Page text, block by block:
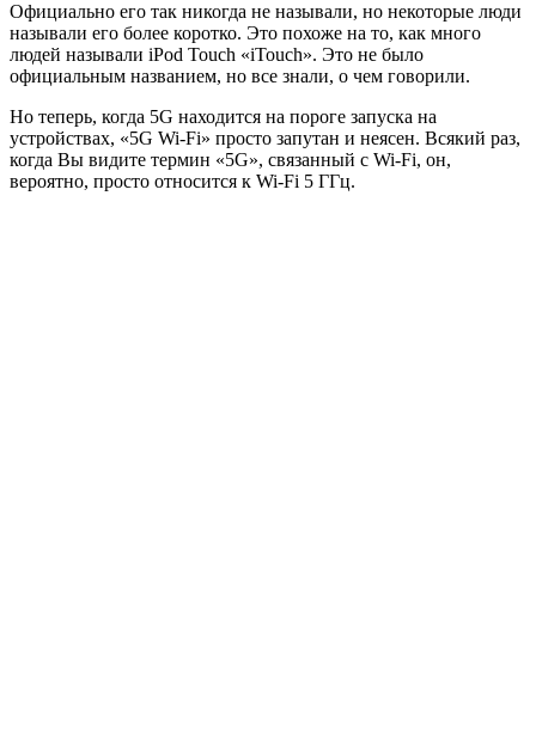
Официально его так никогда не называли, но некоторые люди
называли его более коротко. Это похоже на то, как много
людей называли iPod Touch «iTouch». Это не было
официальным названием, но все знали, о чем говорили.
Но теперь, когда 5G находится на пороге запуска на
устройствах, «5G Wi-Fi» просто запутан и неясен. Всякий раз,
когда Вы видите термин «5G», связанный с Wi-Fi, он,
вероятно, просто относится к Wi-Fi 5 ГГц.